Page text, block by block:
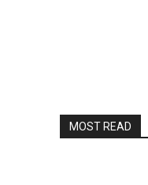
MOST READ